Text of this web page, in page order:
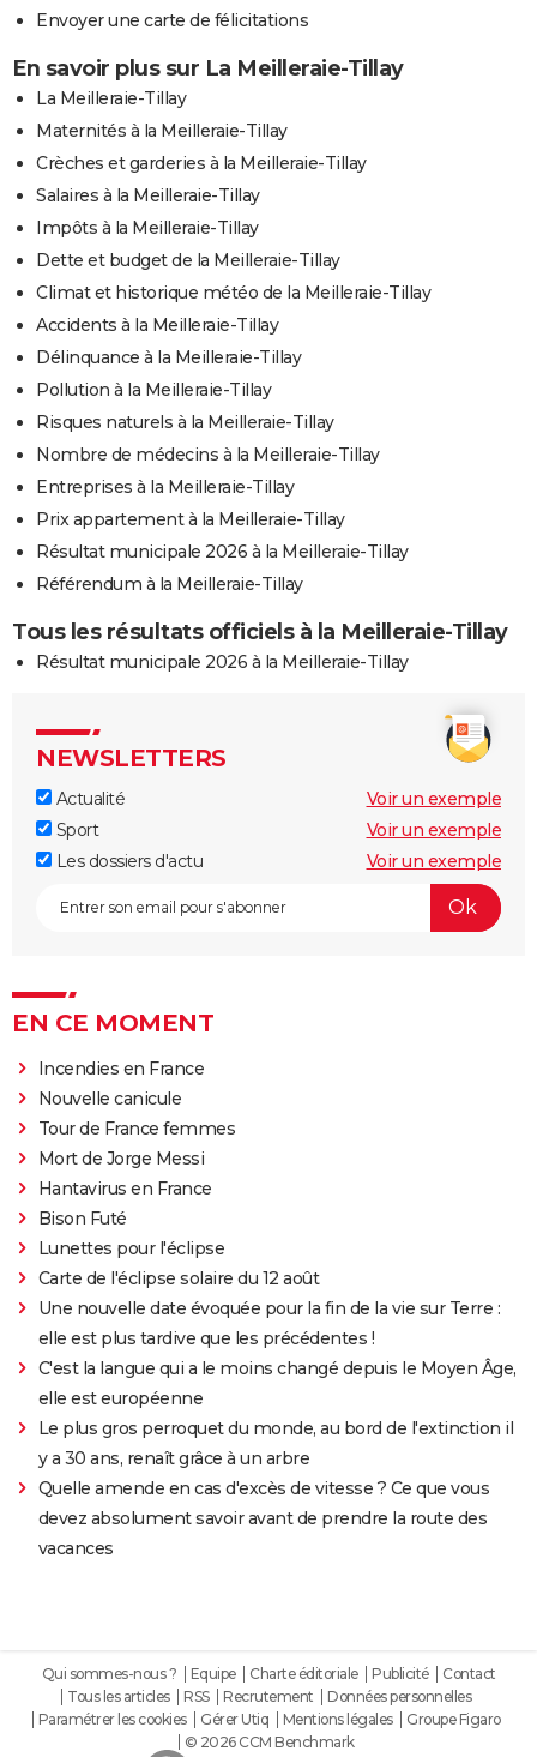
Envoyer une carte de félicitations
En savoir plus sur La Meilleraie-Tillay
La Meilleraie-Tillay
Maternités à la Meilleraie-Tillay
Crèches et garderies à la Meilleraie-Tillay
Salaires à la Meilleraie-Tillay
Impôts à la Meilleraie-Tillay
Dette et budget de la Meilleraie-Tillay
Climat et historique météo de la Meilleraie-Tillay
Accidents à la Meilleraie-Tillay
Délinquance à la Meilleraie-Tillay
Pollution à la Meilleraie-Tillay
Risques naturels à la Meilleraie-Tillay
Nombre de médecins à la Meilleraie-Tillay
Entreprises à la Meilleraie-Tillay
Prix appartement à la Meilleraie-Tillay
Résultat municipale 2026 à la Meilleraie-Tillay
Référendum à la Meilleraie-Tillay
Tous les résultats officiels à la Meilleraie-Tillay
Résultat municipale 2026 à la Meilleraie-Tillay
NEWSLETTERS
Actualité
Voir un exemple
Sport
Voir un exemple
Les dossiers d'actu
Voir un exemple
EN CE MOMENT
Incendies en France
Nouvelle canicule
Tour de France femmes
Mort de Jorge Messi
Hantavirus en France
Bison Futé
Lunettes pour l'éclipse
Carte de l'éclipse solaire du 12 août
Une nouvelle date évoquée pour la fin de la vie sur Terre :
elle est plus tardive que les précédentes !
C'est la langue qui a le moins changé depuis le Moyen Âge,
elle est européenne
Le plus gros perroquet du monde, au bord de l'extinction il
y a 30 ans, renaît grâce à un arbre
Quelle amende en cas d'excès de vitesse ? Ce que vous
devez absolument savoir avant de prendre la route des
vacances
Qui sommes-nous ? Equipe Charte éditoriale Publicité
Contact
Tous les articles
RSS Recrutement
Données personnelles
Paramétrer les cookies
Gérer Utiq Mentions légales
Groupe Figaro
© 2026 CCM Benchmark